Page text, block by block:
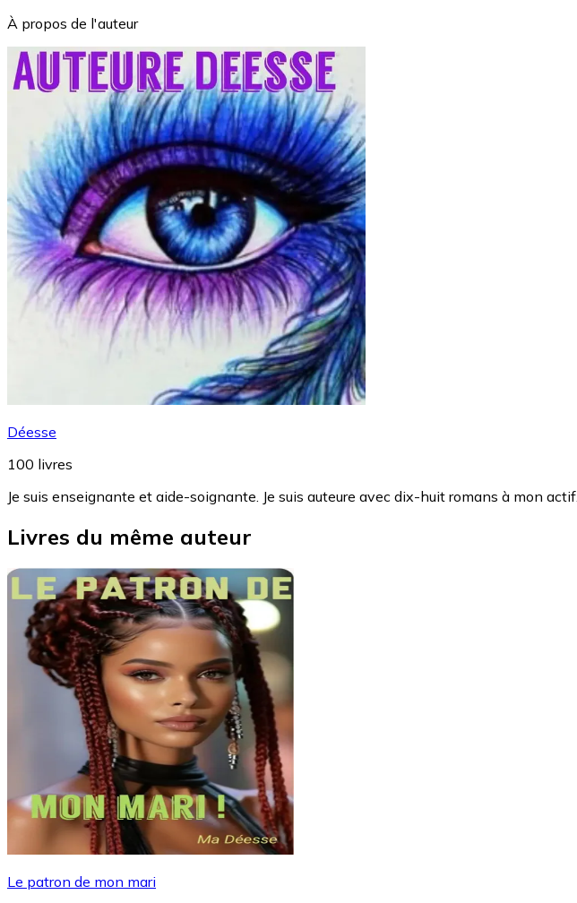
À propos de l'auteur
Déesse
100 livres
Je suis enseignante et aide-soignante. Je suis auteure avec dix-huit romans à mon actif.
Livres du même auteur
Le patron de mon mari